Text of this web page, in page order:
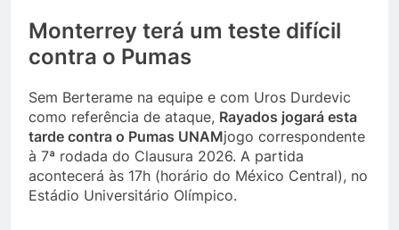
Monterrey terá um teste difícil
contra o Pumas
Sem Berterame na equipe e com Uros Durdevic
como referência de ataque, Rayados jogará esta
tarde contra o Pumas UNAMjogo correspondente
à 7ª rodada do Clausura 2026. A partida
acontecerá às 17h (horário do México Central), no
Estádio Universitário Olímpico.